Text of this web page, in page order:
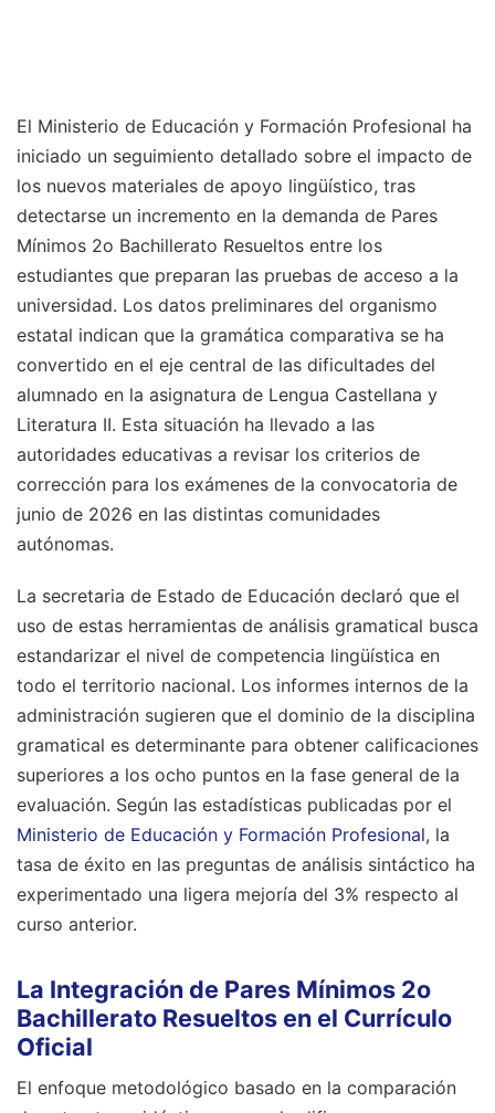
El Ministerio de Educación y Formación Profesional ha
iniciado un seguimiento detallado sobre el impacto de
los nuevos materiales de apoyo lingüístico, tras
detectarse un incremento en la demanda de Pares
Mínimos 2o Bachillerato Resueltos entre los
estudiantes que preparan las pruebas de acceso a la
universidad. Los datos preliminares del organismo
estatal indican que la gramática comparativa se ha
convertido en el eje central de las dificultades del
alumnado en la asignatura de Lengua Castellana y
Literatura II. Esta situación ha llevado a las
autoridades educativas a revisar los criterios de
corrección para los exámenes de la convocatoria de
junio de 2026 en las distintas comunidades
autónomas.
La secretaria de Estado de Educación declaró que el
uso de estas herramientas de análisis gramatical busca
estandarizar el nivel de competencia lingüística en
todo el territorio nacional. Los informes internos de la
administración sugieren que el dominio de la disciplina
gramatical es determinante para obtener calificaciones
superiores a los ocho puntos en la fase general de la
evaluación. Según las estadísticas publicadas por el
Ministerio de Educación y Formación Profesional, la
tasa de éxito en las preguntas de análisis sintáctico ha
experimentado una ligera mejoría del 3% respecto al
curso anterior.
La Integración de Pares Mínimos 2o
Bachillerato Resueltos en el Currículo
Oficial
El enfoque metodológico basado en la comparación